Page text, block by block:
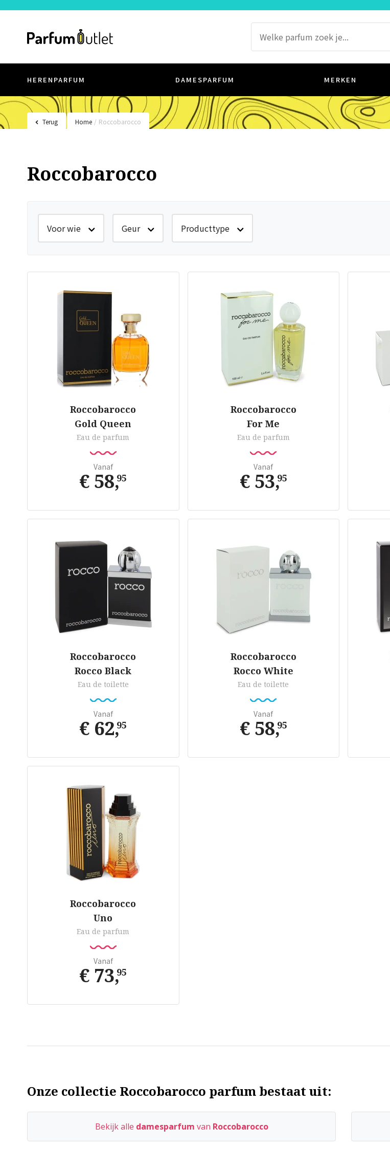
HERENPARFUM DAMESPARFUM MERKEN
Terug Home / Roccobarocco
Roccobarocco
Voor wie Geur Producttype
Roccobarocco
Gold Queen
Eau de parfum
Vanaf
€ 58,95
Roccobarocco
For Me
Eau de parfum
Vanaf
€ 53,95
Roccobarocco
Rocco Black
Eau de toilette
Vanaf
€ 62,95
Roccobarocco
Rocco White
Eau de toilette
Vanaf
€ 58,95
Roccobarocco
Uno
Eau de parfum
Vanaf
€ 73,95
Onze collectie Roccobarocco parfum bestaat uit:
Bekijk alle damesparfum van Roccobarocco